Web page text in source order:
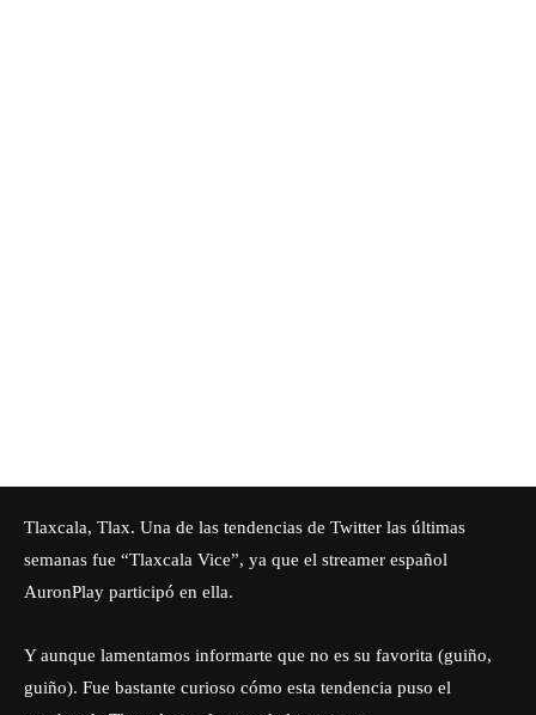
Tlaxcala, Tlax. Una de las tendencias de Twitter las últimas
semanas fue “Tlaxcala Vice”, ya que el streamer español
AuronPlay participó en ella.
Y aunque lamentamos informarte que no es su favorita (guiño,
guiño). Fue bastante curioso cómo esta tendencia puso el